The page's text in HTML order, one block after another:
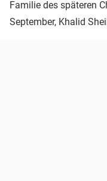
Familie des späteren
September, Khalid